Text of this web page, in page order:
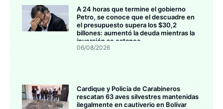
A 24 horas que termine el gobierno
Petro, se conoce que el descuadre en
el presupuesto supera los $30,2
billones: aumentó la deuda mientras la
inversión se estanca
06/08/2026
Cardique y Policía de Carabineros
rescatan 63 aves silvestres mantenidas
ilegalmente en cautiverio en Bolívar